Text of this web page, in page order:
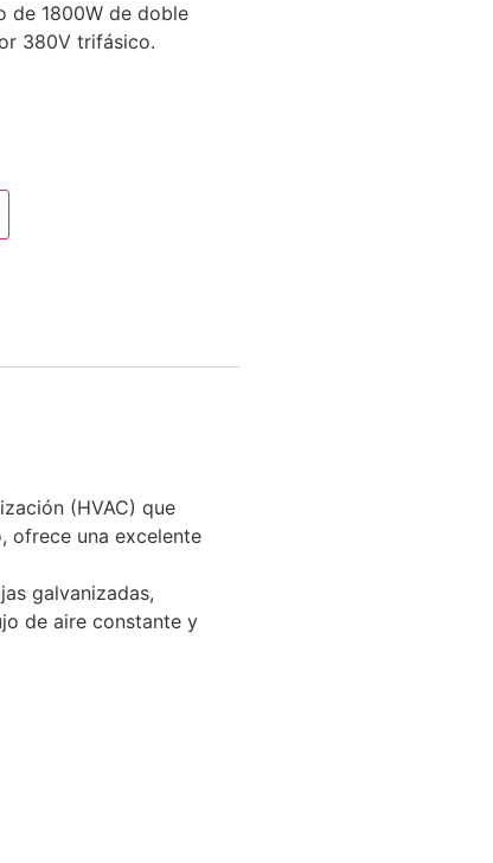
de 1800W de doble
380V trifásico.
(HVAC) que
ofrece una excelente
galvanizadas,
de aire constante y